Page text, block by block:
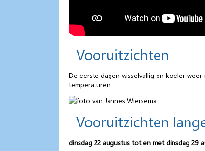
Vooruitzichten
De eerste dagen wisselvallig en koeler
temperaturen.
Vooruitzichten
dinsdag 22 augustus tot en met dinsdag 29